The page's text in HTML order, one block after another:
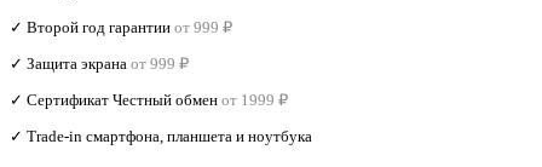
✓ Второй год гарантии от 999 ₽
✓ Защита экрана от 999 ₽
✓ Сертификат Честный обмен от 1999 ₽
✓ Trade‑in смартфона, планшета и ноутбука